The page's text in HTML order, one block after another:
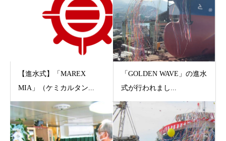
【進水式】「MAREX
MIA」（ケミカルタン...
「GOLDEN WAVE」の進水
式が行われまし...